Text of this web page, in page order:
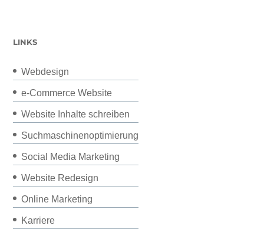
LINKS
Webdesign
e-Commerce Website
Website Inhalte schreiben
Suchmaschinenoptimierung
Social Media Marketing
Website Redesign
Online Marketing
Karriere